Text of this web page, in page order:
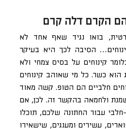
הם הקרם דלה קרם
בואו נגיד שאף אחד לא
הסיבה לכך היא בעיקר
קינוחים על בסיס צמחי ולא
הוא כשר. כל מי שאוהב קינוחים
חלביים הם הטופ. קשה מאוד
ולחמאה בהקשר זה. לכן, אם
חלבי עבור החתונה שלכם, תוכלו
עשירים ומענגים, שישאירו